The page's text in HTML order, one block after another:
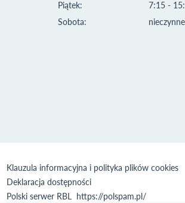
Piątek:
Sobota:
7:15 -
nieczynne
Klauzula informacyjna i polityka plików cookies
Deklaracja dostępności
Polski serwer RBL https://polspam.pl/